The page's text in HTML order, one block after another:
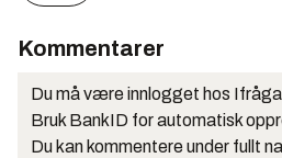
Kommentarer
Du må være innlogget hos
Bruk BankID for automatisk
Du kan kommentere under fullt